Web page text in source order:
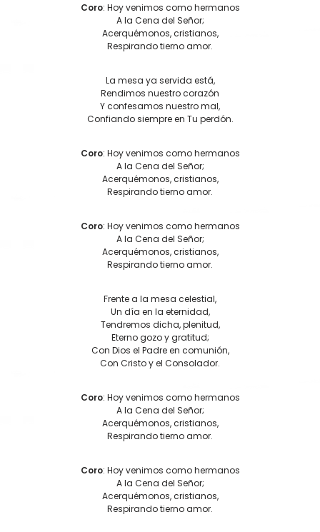
Coro: Hoy venimos como hermanos
A la Cena del Señor;
Acerquémonos, cristianos,
Respirando tierno amor.
La mesa ya servida está,
Rendimos nuestro corazón
Y confesamos nuestro mal,
Confiando siempre en Tu perdón.
Coro: Hoy venimos como hermanos
A la Cena del Señor;
Acerquémonos, cristianos,
Respirando tierno amor.
Coro: Hoy venimos como hermanos
A la Cena del Señor;
Acerquémonos, cristianos,
Respirando tierno amor.
Frente a la mesa celestial,
Un día en la eternidad,
Tendremos dicha, plenitud,
Eterno gozo y gratitud;
Con Dios el Padre en comunión,
Con Cristo y el Consolador.
Coro: Hoy venimos como hermanos
A la Cena del Señor;
Acerquémonos, cristianos,
Respirando tierno amor.
Coro: Hoy venimos como hermanos
A la Cena del Señor;
Acerquémonos, cristianos,
Respirando tierno amor.